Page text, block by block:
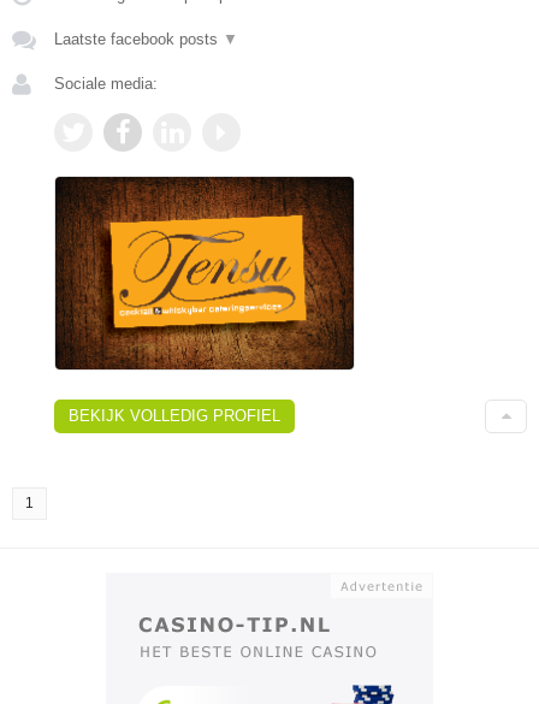
Laatste facebook posts ▼
Sociale media:
BEKIJK VOLLEDIG PROFIEL
1